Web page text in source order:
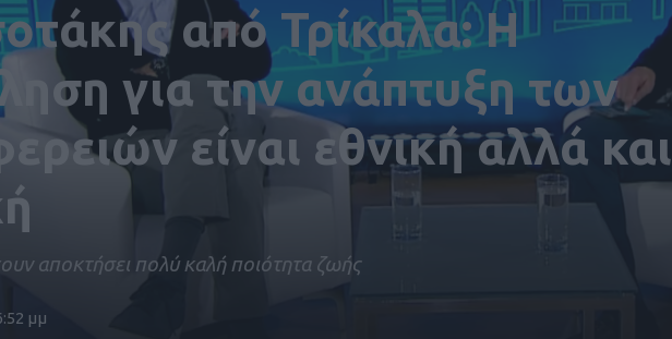
από Τρίκαλα: Η
για την ανάπτυξη των
είναι εθνική αλλά και
αποκτήσει πολύ καλή ποιότητα ζωής
μμ